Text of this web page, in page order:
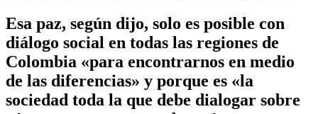
Esa paz, según dijo, solo es posible con
diálogo social en todas las regiones de
Colombia «para encontrarnos en medio
de las diferencias» y porque es «la
sociedad toda la que debe dialogar sobre